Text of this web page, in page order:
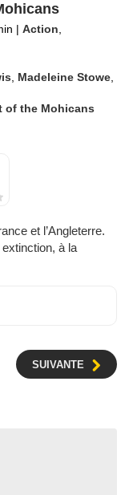
| Action,
, Madeleine Stowe,
of the Mohicans
et l’Angleterre.
à la
SUIVANTE